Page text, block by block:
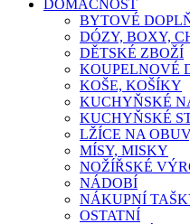
DOMÁCNOST
BYTOVÉ
DÓZY, BOXY,
DĚTSKÉ ZBOŽÍ
KOUPELNOVÉ
KOŠE, KOŠÍKY
KUCHYŇSKÉ
KUCHYŇSKÉ
LŽÍCE NA
MÍSY, MISKY
NOŽÍŘSKÉ
NÁDOBÍ
NÁKUPNÍ
OSTATNÍ